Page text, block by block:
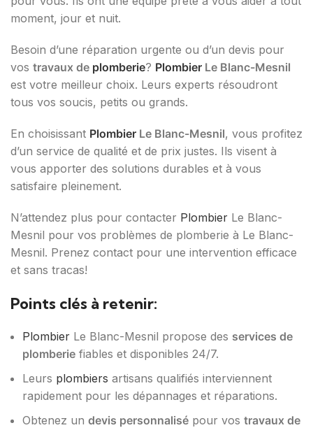
moment, jour et nuit.
Besoin d’une réparation urgente ou d’un devis pour
vos travaux de plomberie? Plombier Le Blanc-Mesnil
est votre meilleur choix. Leurs experts résoudront
tous vos soucis, petits ou grands.
En choisissant Plombier Le Blanc-Mesnil, vous profitez
d’un service de qualité et de prix justes. Ils visent à
vous apporter des solutions durables et à vous
satisfaire pleinement.
N’attendez plus pour contacter Plombier Le Blanc-
Mesnil pour vos problèmes de plomberie à Le Blanc-
Mesnil. Prenez contact pour une intervention efficace
et sans tracas!
Points clés à retenir:
Plombier Le Blanc-Mesnil propose des services de
plomberie fiables et disponibles 24/7.
Leurs plombiers artisans qualifiés interviennent
rapidement pour les dépannages et réparations.
Obtenez un devis personnalisé pour vos travaux de